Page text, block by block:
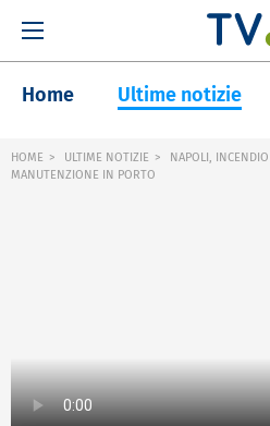
Home Ultime notizie
HOME ULTIME NOTIZIE
NAPOLI,
MANUTENZIONE IN PORTO